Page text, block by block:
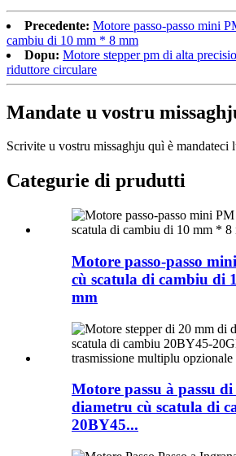
Precedente: Motore passo-passo mini
cambiu di 10 mm * 8 mm
Dopu: Motore stepper pm di alta
riduttore circulare
Mandate u vostru
Scrivite u vostru missaghju quì è mandateci
Categurie di prudutti
Motore passo-passo
cù scatula di cambiu di
mm
Motore passu à passu
diametru cù scatula di
20BY45...